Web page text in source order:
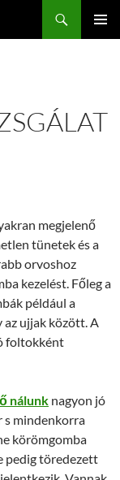
megjelenő
tünetek és a
orvoshoz
kezelést. Főleg a
például a
az ujjak között. A
foltokként
nálunk nagyon jó
s mindenkorra
körömgomba
pedig töredezett